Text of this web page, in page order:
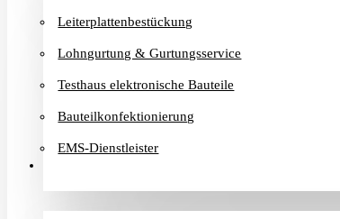
Leiterplattenbestückung
Lohngurtung & Gurtungsservice
Testhaus elektronische Bauteile
Bauteilkonfektionierung
EMS-Dienstleister